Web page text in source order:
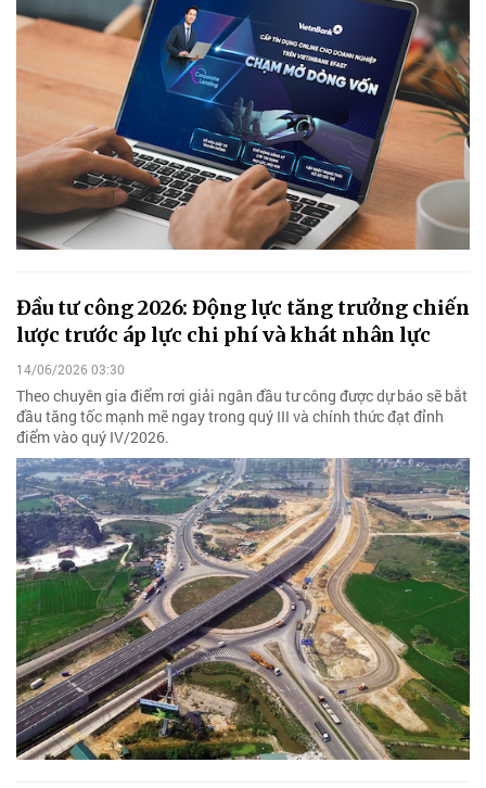
Đầu tư công 2026: Động lực tăng trưởng chiến
lược trước áp lực chi phí và khát nhân lực
14/06/2026 03:30
Theo chuyên gia điểm rơi giải ngân đầu tư công được dự báo sẽ bắt
đầu tăng tốc mạnh mẽ ngay trong quý III và chính thức đạt đỉnh
điểm vào quý IV/2026.